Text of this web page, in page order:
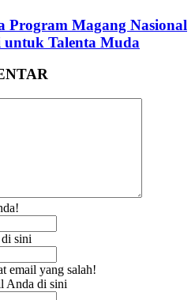
Program Magang Nasional
untuk Talenta Muda
sini
email yang salah!
Anda di sini